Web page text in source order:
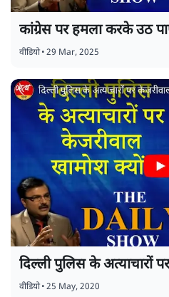
कांग्रेस पर हमला करके उठ
वीडियो•29 Mar, 2025
दिल्ली पुलिस के अत्याचारों
वीडियो•25 May, 2020